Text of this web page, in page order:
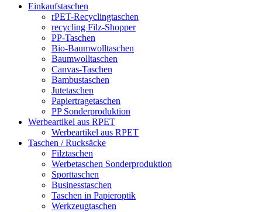
Einkaufstaschen
rPET-Recyclingtaschen
recycling Filz-Shopper
PP-Taschen
Bio-Baumwolltaschen
Baumwolltaschen
Canvas-Taschen
Bambustaschen
Jutetaschen
Papiertragetaschen
PP Sonderproduktion
Werbeartikel aus RPET
Werbeartikel aus RPET
Taschen / Rucksäcke
Filztaschen
Werbetaschen Sonderproduktion
Sporttaschen
Businesstaschen
Taschen in Papieroptik
Werkzeugtaschen